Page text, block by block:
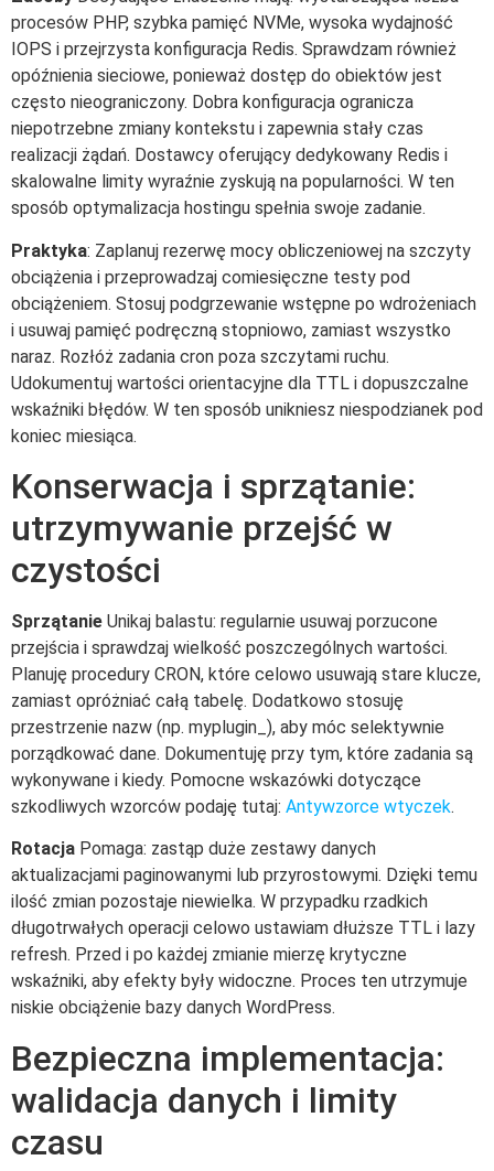
procesów PHP, szybka pamięć NVMe, wysoka wydajność
IOPS i przejrzysta konfiguracja Redis. Sprawdzam również
opóźnienia sieciowe, ponieważ dostęp do obiektów jest
często nieograniczony. Dobra konfiguracja ogranicza
niepotrzebne zmiany kontekstu i zapewnia stały czas
realizacji żądań. Dostawcy oferujący dedykowany Redis i
skalowalne limity wyraźnie zyskują na popularności. W ten
sposób optymalizacja hostingu spełnia swoje zadanie.
Praktyka: Zaplanuj rezerwę mocy obliczeniowej na szczyty
obciążenia i przeprowadzaj comiesięczne testy pod
obciążeniem. Stosuj podgrzewanie wstępne po wdrożeniach
i usuwaj pamięć podręczną stopniowo, zamiast wszystko
naraz. Rozłóż zadania cron poza szczytami ruchu.
Udokumentuj wartości orientacyjne dla TTL i dopuszczalne
wskaźniki błędów. W ten sposób unikniesz niespodzianek pod
koniec miesiąca.
Konserwacja i sprzątanie:
utrzymywanie przejść w
czystości
Sprzątanie Unikaj balastu: regularnie usuwaj porzucone
przejścia i sprawdzaj wielkość poszczególnych wartości.
Planuję procedury CRON, które celowo usuwają stare klucze,
zamiast opróżniać całą tabelę. Dodatkowo stosuję
przestrzenie nazw (np. myplugin_), aby móc selektywnie
porządkować dane. Dokumentuję przy tym, które zadania są
wykonywane i kiedy. Pomocne wskazówki dotyczące
szkodliwych wzorców podaję tutaj: Antywzorce wtyczek.
Rotacja Pomaga: zastąp duże zestawy danych
aktualizacjami paginowanymi lub przyrostowymi. Dzięki temu
ilość zmian pozostaje niewielka. W przypadku rzadkich
długotrwałych operacji celowo ustawiam dłuższe TTL i lazy
refresh. Przed i po każdej zmianie mierzę krytyczne
wskaźniki, aby efekty były widoczne. Proces ten utrzymuje
niskie obciążenie bazy danych WordPress.
Bezpieczna implementacja:
walidacja danych i limity
czasu